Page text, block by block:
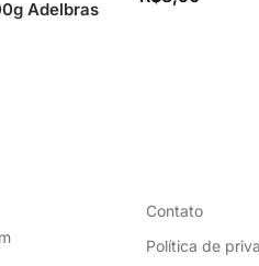
Adelbras
Contato
Política de